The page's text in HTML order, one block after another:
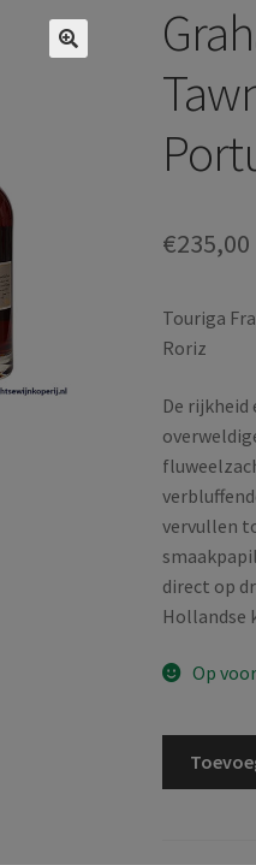
€235,00
Touriga
Roriz
De
vervullen
direct op
Hollandse
Op